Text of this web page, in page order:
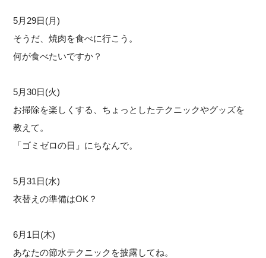
5月29日(月)
そうだ、焼肉を食べに行こう。
何が食べたいですか？
5月30日(火)
お掃除を楽しくする、ちょっとしたテクニックやグッズを
教えて。
「ゴミゼロの日」にちなんで。
5月31日(水)
衣替えの準備はOK？
6月1日(木)
あなたの節水テクニックを披露してね。